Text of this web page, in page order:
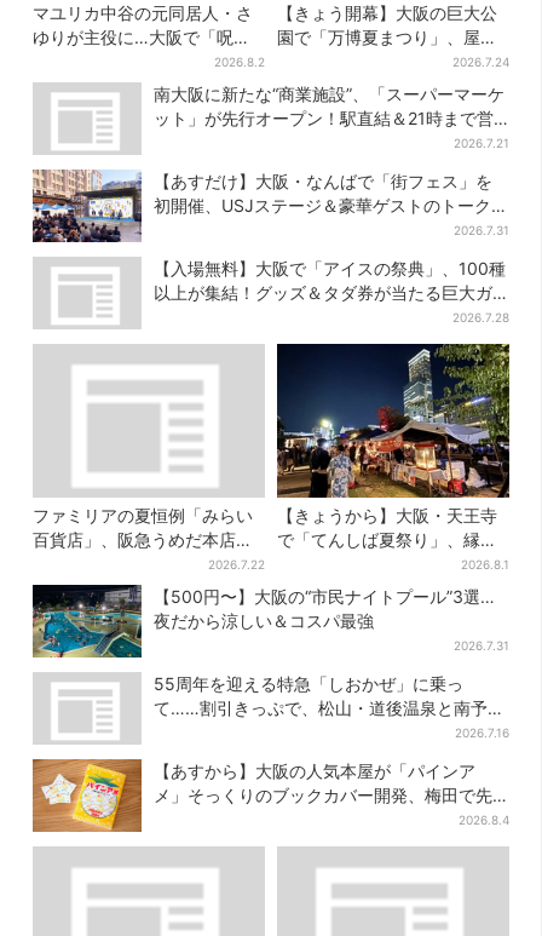
マユリカ中谷の元同居人・さ
ゆりが主役に…大阪で「呪物
展」開催、コンセプトは“呪物
たちのお茶会”
2026.8.2
【きょう開幕】大阪の巨大公
園で「万博夏まつり」、屋台
グルメ＆幻想的イルミネーシ
ョン…計27日間開催
2026.7.24
南大阪に新たな“商業施設”、「スーパーマーケ
ット」が先行オープン！駅直結＆21時まで営
2026.7.21
【あすだけ】大阪・なんばで「街フェス」を
初開催、USJステージ＆豪華ゲストのトークシ
2026.7.31
【入場無料】大阪で「アイスの祭典」、100種
以上が集結！グッズ＆タダ券が当たる巨大ガ
2026.7.28
ファミリアの夏恒例「みらい
百貨店」、阪急うめだ本店で
開幕…限定グッズを大人買い
する人続出
2026.7.22
【きょうから】大阪・天王寺
で「てんしば夏祭り」、縁日
や盆踊り…涼しいスプラッシ
ュタイムも！2日間だけ
2026.8.1
【500円〜】大阪の“市民ナイトプール”3選…
夜だから涼しい＆コスパ最強
2026.7.31
55周年を迎える特急「しおかぜ」に乗っ
て……割引きっぷで、松山・道後温泉と南予を
2026.7.16
【あすから】大阪の人気本屋が「パインア
メ」そっくりのブックカバー開発、梅田で先
2026.8.4